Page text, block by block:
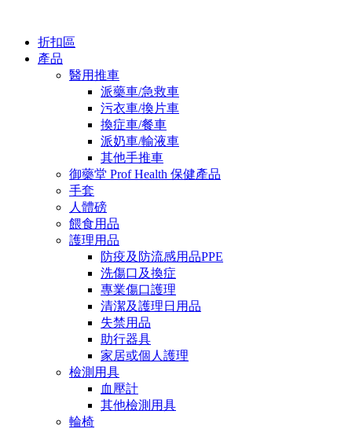
折扣區
產品
醫用推車
派藥車/急救車
污衣車/換片車
換症車/餐車
派奶車/輸液車
其他手推車
御藥堂 Prof Health 保健產品
手套
人體磅
餵食用品
護理用品
防疫及防流感用品PPE
洗傷口及換症
專業傷口護理
清潔及護理日用品
失禁用品
助行器具
家居或個人護理
檢測用具
血壓計
其他檢測用具
輪椅